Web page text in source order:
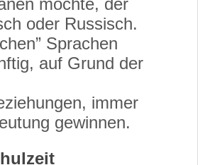
oder Russisch.
Sprachen
auf Grund der
immer
gewinnen.